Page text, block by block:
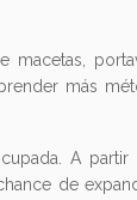
macetas,
más
A
de